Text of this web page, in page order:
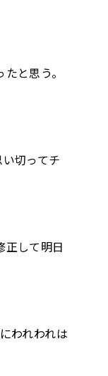
と思う。
切ってチ
正して明日
われわれは